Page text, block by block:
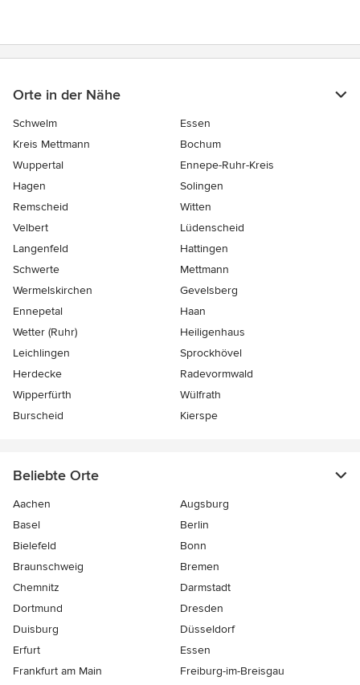
Orte in der Nähe
Schwelm
Essen
Kreis Mettmann
Bochum
Wuppertal
Ennepe-Ruhr-Kreis
Hagen
Solingen
Remscheid
Witten
Velbert
Lüdenscheid
Langenfeld
Hattingen
Schwerte
Mettmann
Wermelskirchen
Gevelsberg
Ennepetal
Haan
Wetter (Ruhr)
Heiligenhaus
Leichlingen
Sprockhövel
Herdecke
Radevormwald
Wipperfürth
Wülfrath
Burscheid
Kierspe
Beliebte Orte
Aachen
Augsburg
Basel
Berlin
Bielefeld
Bonn
Braunschweig
Bremen
Chemnitz
Darmstadt
Dortmund
Dresden
Duisburg
Düsseldorf
Erfurt
Essen
Frankfurt am Main
Freiburg-im-Breisgau